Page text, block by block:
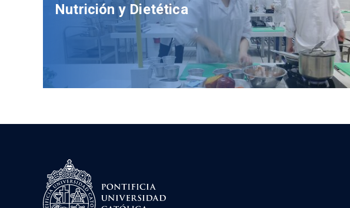
Nutrición y Dietética